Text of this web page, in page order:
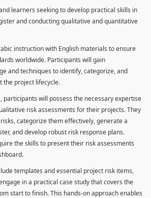
learners seeking to develop practical skills in
and conducting qualitative and quantitative
instruction with English materials to ensure
worldwide. Participants will gain
and techniques to identify, categorize, and
the project lifecycle.
participants will possess the necessary expertise
risk assessments for their projects. They
categorize them effectively, generate a
and develop robust risk response plans.
the skills to present their risk assessments
templates and essential project risk items,
in a practical case study that covers the
start to finish. This hands-on approach enables